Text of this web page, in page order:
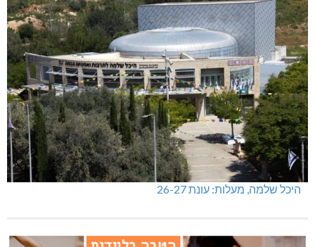
היכל שלמה, מעלות: עונת 26-27